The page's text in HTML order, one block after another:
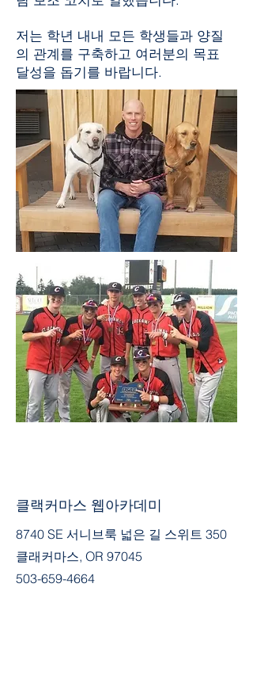
저는 학년 내내 모든 학생들과 양질
의 관계를 구축하고 여러분의 목표
달성을 돕기를 바랍니다.
클랙커마스 웹아카데미
8740 SE 서니브룩 넓은 길 스위트 350
클래커마스, OR 97045
503-659-4664